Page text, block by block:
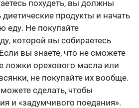
похудеть, вы должны
диетические продукты и начать
еду. Не покупайте
которой вы собираетесь
вы знаете, что не сможете
ложки орехового масла или
не покупайте их вообще.
сделать, чтобы
и «задумчивого поедания».